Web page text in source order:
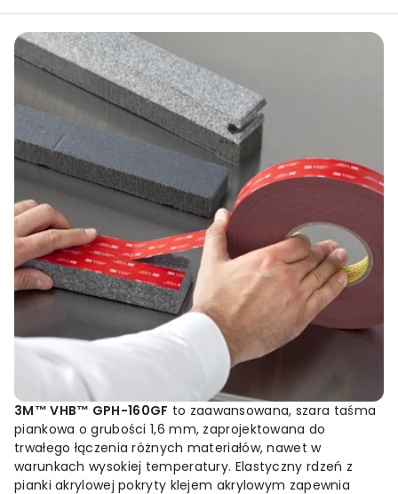
3M™VHB™ GPH-160GF to zaawansowana, szara taśma
piankowa ogrubości1,6mm, zaprojektowana do
trwałegołączeniaróżnych materiałów,nawetw
warunkachwysokiej temperatury. Elastyczny rdzeń z
piankiakrylowejpokryty klejem akrylowym zapewnia